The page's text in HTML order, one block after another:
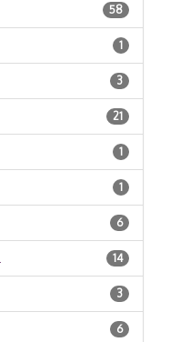
58
1
3
21
1
1
6
14
3
6